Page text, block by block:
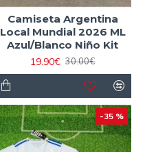
Camiseta Argentina
Local Mundial 2026 ML
Azul/Blanco Niño Kit
19.90€ 30.00€
-35 %